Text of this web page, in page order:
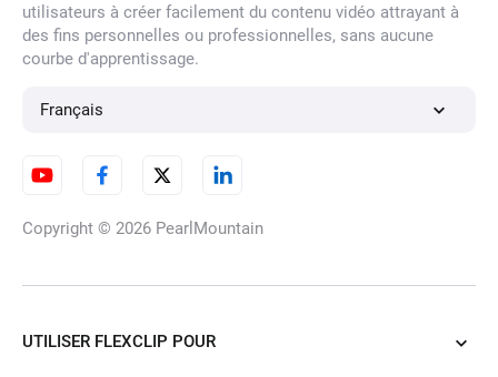
utilisateurs à créer facilement du contenu vidéo attrayant à
des fins personnelles ou professionnelles, sans aucune
courbe d'apprentissage.
Français
Copyright © 2026 PearlMountain
UTILISER FLEXCLIP POUR